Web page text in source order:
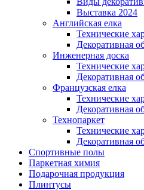
Выставка 2024
Английская елка
Технические
Декоративная
Инженерная доска
Технические
Декоративная
Французская елка
Технические
Декоративная
Технопаркет
Технические
Декоративная
Спортивные полы
Паркетная химия
Подарочная продукция
Плинтусы